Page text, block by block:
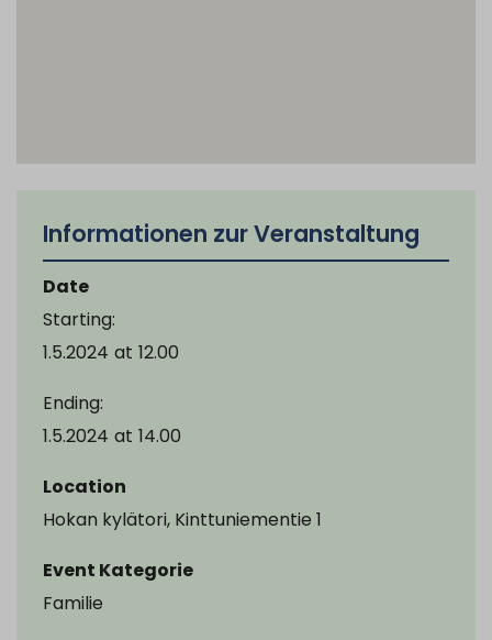
Informationen zur Veranstaltung
Date
Starting:
1.5.2024 at 12.00
Ending:
1.5.2024 at 14.00
Location
Hokan kylätori, Kinttuniementie 1
Event Kategorie
Familie